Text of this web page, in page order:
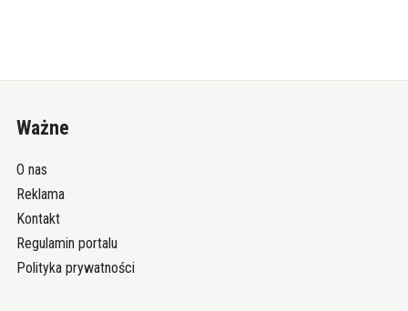
Ważne
O nas
Reklama
Kontakt
Regulamin portalu
Polityka prywatności